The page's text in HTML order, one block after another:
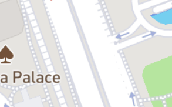
nației, la o confruntare clară cu trecutul
între vocea prezentului și vocea istoriei. O
răspicată, insinuantă sau răscolitoare prin
lumi sfârtecate de masacre rostesc
timpului, o voce care are timbrul specific
Afrim.
a uriașei scene a Sălii Mari,
și echipa sa creează un spațiu de joc de